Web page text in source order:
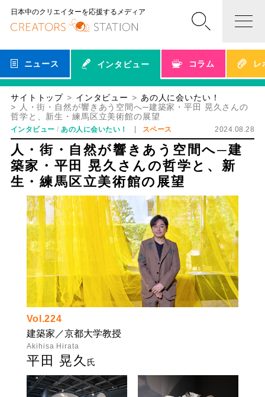
日本中のクリエイターを応援するメディア
ニュース インタビュー コラム レ
サイトトップ インタビュー
あの人に会いたい！
人・街・自然が響きあう空間へ─建築家・平田 晃久さんの
哲学と、新生・練馬区立美術館の展望
インタビュー あの人に会いたい！ スペース 2024.08.28
人・街・自然が響きあう空間へ─建
築家・平田 晃久さんの哲学と、新
生・練馬区立美術館の展望
Vol.224
建築家／京都大学教授
Akihisa Hirata
平田 晃久 氏